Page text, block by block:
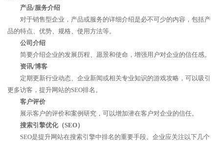
产品/服务介绍
对于销售型企业，产品或服务的详细介绍是必不可少的内容，包括产
品的特点、优势、规格、使用方法等。
公司介绍
简要介绍企业的发展历程、愿景和使命，增强用户对企业的信任感。
资讯/博客
定期更新行业动态、企业新闻或相关专业知识的游戏攻略，可以吸引
更多访客，提升网站的SEO排名。
客户评价
展示客户的评价和案例研究，可以增加潜在客户对企业的信任。
搜索引擎优化（SEO）
SEO是提升网站在搜索引擎中排名的重要手段。企业应关注以下几个